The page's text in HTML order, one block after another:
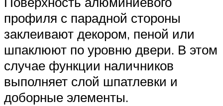
профиля с парадной стороны
заклеивают декором, пеной или
шпаклюют по уровню двери. В этом
случае функции наличников
выполняет слой шпатлевки и
доборные элементы.